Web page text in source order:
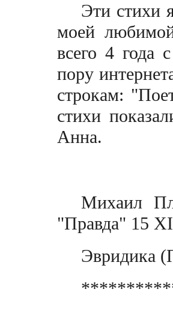
Эти стихи
моей
всего 4 года
пору
строкам: "
стихи
Анна.
Михаил
"Правда" 15
Эвридика